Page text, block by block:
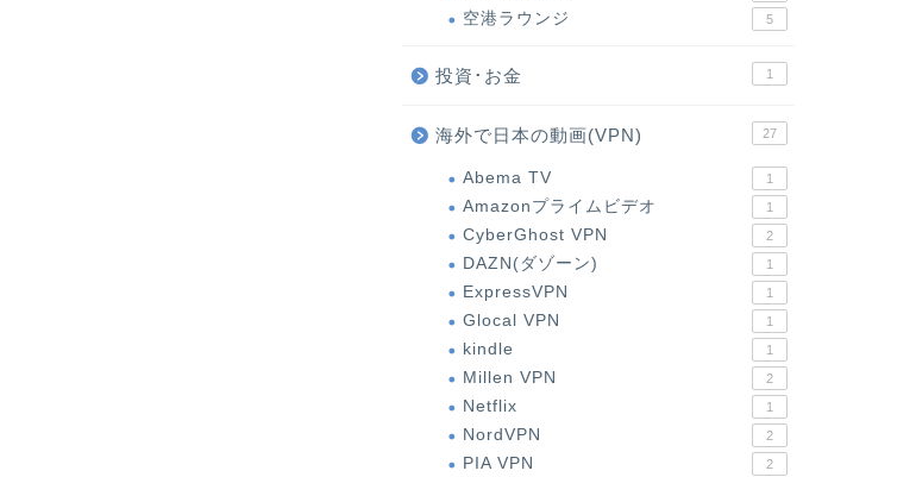
空港ラウンジ 5
投資･お金 1
海外で日本の動画(VPN) 27
Abema TV 1
Amazonプライムビデオ 1
CyberGhost VPN 2
DAZN(ダゾーン) 1
ExpressVPN 1
Glocal VPN 1
kindle 1
Millen VPN 2
Netflix 1
NordVPN 2
PIA VPN 2